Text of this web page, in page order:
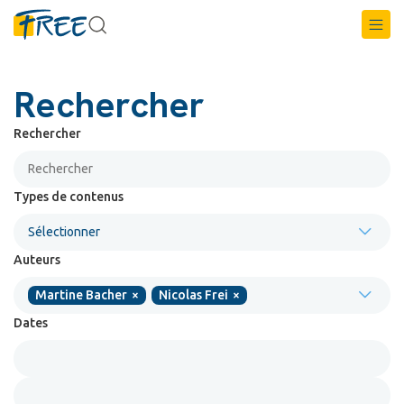
Rechercher
Rechercher
Types de contenus
Sélectionner
Auteurs
Martine Bacher × Nicolas Frei ×
Dates